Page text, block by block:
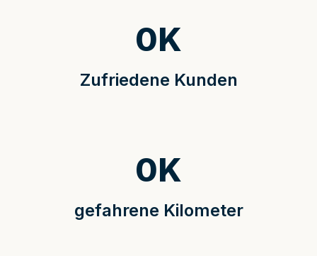
Zufriedene Kunden
0K
gefahrene Kilometer
0K